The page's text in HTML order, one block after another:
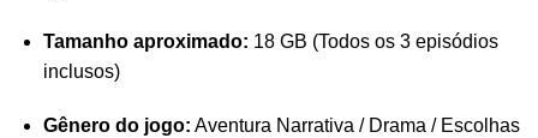
Tamanho aproximado: 18 GB (Todos os 3 episódios
inclusos)
Gênero do jogo: Aventura Narrativa / Drama / Escolhas